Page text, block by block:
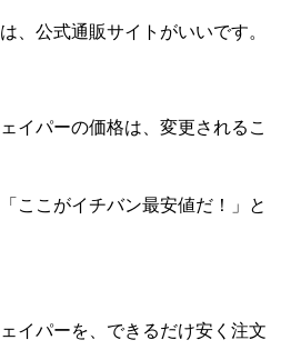
、公式通販サイトがいいです。
イパーの価格は、変更されるこ
ここがイチバン最安値だ！」と
イパーを、できるだけ安く注文